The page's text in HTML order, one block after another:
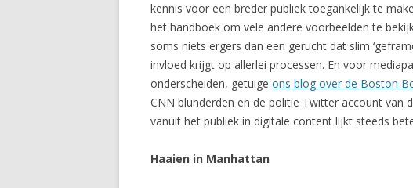
kennis voor een breder publiek toegankelijk te
het handboek om vele andere voorbeelden te
soms niets ergers dan een gerucht dat slim
invloed krijgt op allerlei processen. En voor
onderscheiden, getuige ons blog over de Boston
CNN blunderden en de politie Twitter account van
vanuit het publiek in digitale content lijkt steeds
Haaien in Manhattan